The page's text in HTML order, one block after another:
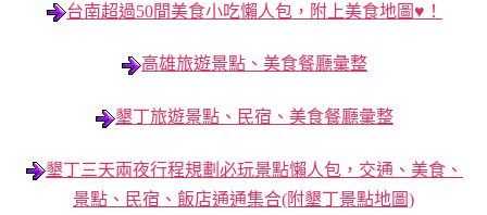
台南超過50間美食小吃懶人包，附上美食地圖♥！
高雄旅遊景點、美食餐廳彙整
墾丁旅遊景點、民宿、美食餐廳彙整
墾丁三天兩夜行程規劃必玩景點懶人包，交通、美食、
景點、民宿、飯店通通集合(附墾丁景點地圖)